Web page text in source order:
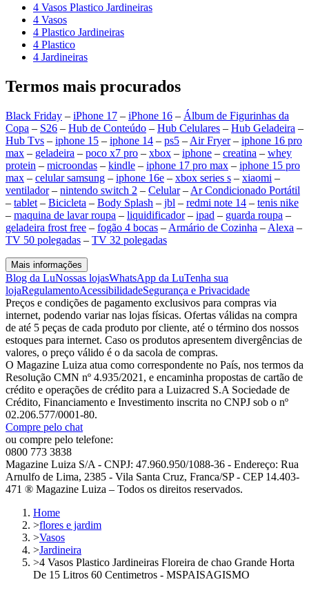
4 Vasos Plastico Jardineiras
4 Vasos
4 Plastico Jardineiras
4 Plastico
4 Jardineiras
Termos mais procurados
Black Friday – iPhone 17 – iPhone 16 – Álbum de Figurinhas da
Copa – S26 – Hub de Conteúdo – Hub Celulares – Hub Geladeira –
Hub Tvs – iphone 15 – iphone 14 – ps5 – Air Fryer– iphone 16 pro
max – geladeira – poco x7 pro – xbox – iphone – creatina – whey
protein – microondas – kindle – iphone 17 pro max – iphone 15 pro
max – celular samsung – iphone 16e – xbox series s – xiaomi –
ventilador– nintendo switch 2 – Celular– Ar Condicionado Portátil
– tablet – Bicicleta – Body Splash – jbl – redmi note 14 – tenis nike
– maquina de lavar roupa – liquidificador– ipad – guarda roupa –
geladeira frost free – fogão 4 bocas – Armário de Cozinha – Alexa –
TV 50 polegadas – TV 32 polegadas
Mais informações
Blog da LuNossas lojasWhatsApp da LuTenha sua
lojaRegulamentoAcessibilidadeSegurança e Privacidade
Preços e condições de pagamento exclusivos para compras via
internet, podendo variar nas lojas físicas. Ofertas válidas na compra
de até 5 peças de cada produto por cliente, até o término dos nossos
estoques para internet. Caso os produtos apresentem divergências de
valores, o preço válido é o da sacola de compras.
O Magazine Luiza atua como correspondente no País, nos termos da
Resolução CMN nº 4.935/2021, e encaminha propostas de cartão de
crédito e operações de crédito para a Luizacred S.A Sociedade de
Crédito, Financiamento e Investimento inscrita no CNPJ sob o nº
02.206.577/0001-80.
Compre pelo chat
ou compre pelo telefone:
0800 773 3838
Magazine Luiza S/A - CNPJ: 47.960.950/1088-36 - Endereço: Rua
Arnulfo de Lima, 2385 - Vila Santa Cruz, Franca/SP - CEP 14.403-
471 ® Magazine Luiza – Todos os direitos reservados.
Home
>flores e jardim
>Vasos
>Jardineira
>4 Vasos Plastico Jardineiras Floreira de chao Grande Horta
De 15 Litros 60 Centimetros - MSPAISAGISMO